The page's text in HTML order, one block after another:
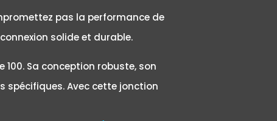
pas la performance de
solide et durable.
Sa conception robuste, son
Avec cette jonction